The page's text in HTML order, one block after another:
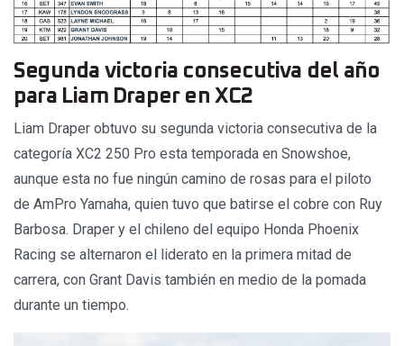
Segunda victoria consecutiva del año
para Liam Draper en XC2
Liam Draper obtuvo su segunda victoria consecutiva de la
categoría XC2 250 Pro esta temporada en Snowshoe,
aunque esta no fue ningún camino de rosas para el piloto
de AmPro Yamaha, quien tuvo que batirse el cobre con Ruy
Barbosa. Draper y el chileno del equipo Honda Phoenix
Racing se alternaron el liderato en la primera mitad de
carrera, con Grant Davis también en medio de la pomada
durante un tiempo.